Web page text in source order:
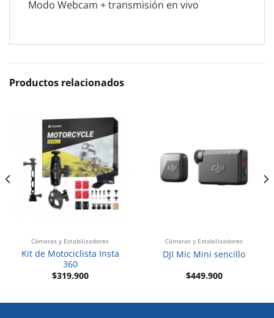
Modo Webcam + transmisión en vivo
Productos relacionados
Cámaras y Estabilizadores
Kit de Motociclista Insta
360
$319.900
Cámaras y Estabilizadores
DJI Mic Mini sencillo
$449.900